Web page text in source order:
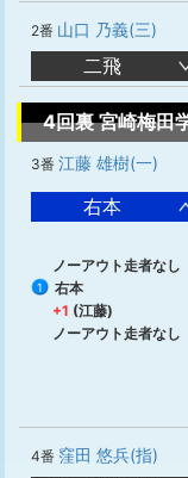
2番 山口 乃義(三)
二飛
4回裏 宮崎梅田
3番 江藤 雄樹(一)
右本
ノーアウト走者なし
1
右本
+1 (江藤)
ノーアウト走者なし
4番 窪田 悠兵(指)